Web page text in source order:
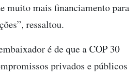
muito mais financiamento para
ressaltou.
é de que a COP 30
privados e públicos